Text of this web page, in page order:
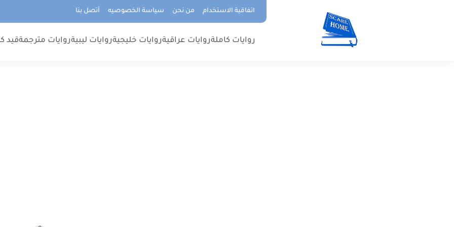
اتفاقية الاستخدام من نحن سياسة الخصوصيه أتصل بنا
روايات كاملةروايات عراقيةروايات خليجيةروايات ليبيةروايات مترجمةقيد